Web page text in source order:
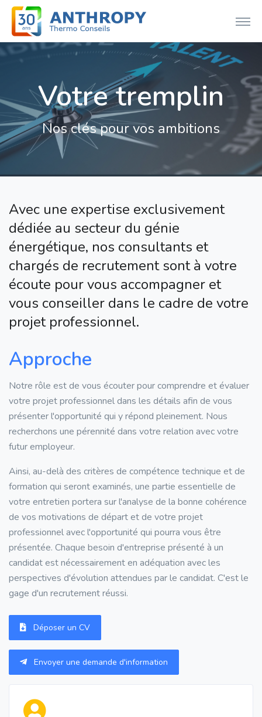
Votre tremplin
Nos clés pour vos ambitions
Avec une expertise exclusivement
dédiée au secteur du génie
énergétique, nos consultants et
chargés de recrutement sont à votre
écoute pour vous accompagner et
vous conseiller dans le cadre de votre
projet professionnel.
Approche
Notre rôle est de vous écouter pour comprendre et évaluer
votre projet professionnel dans les détails afin de vous
présenter l'opportunité qui y répond pleinement. Nous
recherchons une pérennité dans votre relation avec votre
futur employeur.
Ainsi, au-delà des critères de compétence technique et de
formation qui seront examinés, une partie essentielle de
votre entretien portera sur l'analyse de la bonne cohérence
de vos motivations de départ et de votre projet
professionnel avec l'opportunité qui pourra vous être
présentée. Chaque besoin d'entreprise présenté à un
candidat est nécessairement en adéquation avec les
perspectives d'évolution attendues par le candidat. C'est le
gage d'un recrutement réussi.
Déposer un CV
Envoyer une demande d'information